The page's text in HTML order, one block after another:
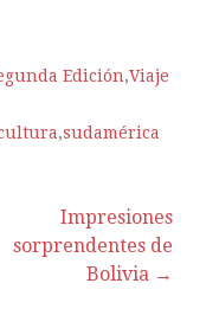
Edición,Viaje
,sudamérica
Impresiones
sorprendentes de
Bolivia →